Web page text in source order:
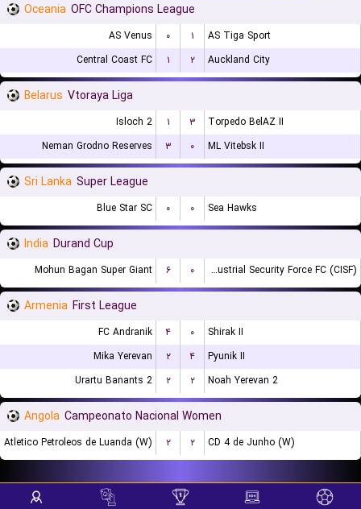
Oceania OFC Champions League
AS Venus ۰ ۱
AS Tiga Sport
Central Coast FC
۱ ۲ Auckland City
Belarus Vtoraya Liga
Isloch 2 ۱ ۳
Torpedo BelAZ II
Neman Grodno Reserves
۳ ۰ ML Vitebsk II
Sri Lanka Super League
Blue Star SC ۰ ۰ Sea Hawks
India Durand Cup
Mohun Bagan Super Giant ۶ ۰ Central Industrial Security Force FC (CISF)
Armenia First League
FC Andranik ۴ ۰
Shirak II
Mika Yerevan
۲ ۴
Pyunik II
Urartu Banants 2
۲ ۲ Noah Yerevan 2
Angola Campeonato Nacional Women
Atletico Petroleos de Luanda (W) ۲ ۲ CD 4 de Junho (W)